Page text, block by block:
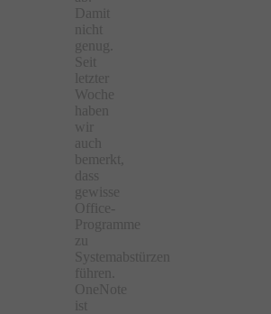
Damit
nicht
genug.
Seit
letzter
Woche
haben
wir
auch
bemerkt,
dass
gewisse
Office-
Programme
zu
Systemabstürzen
führen.
OneNote
ist